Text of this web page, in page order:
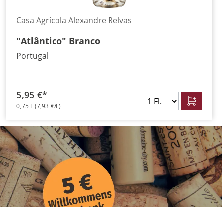
Casa Agrícola Alexandre Relvas
"Atlântico" Branco
Portugal
5,95 €*
0,75 L(7,93 €/L)